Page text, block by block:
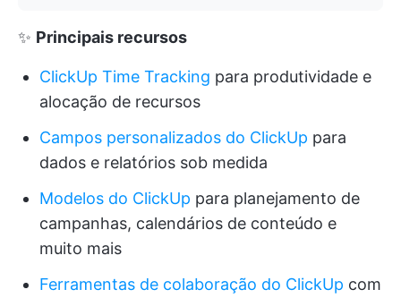
✨ Principais recursos
ClickUp Time Tracking para produtividade e
alocação de recursos
Campos personalizados do ClickUp para
dados e relatórios sob medida
Modelos do ClickUp para planejamento de
campanhas, calendários de conteúdo e
muito mais
Ferramentas de colaboração do ClickUp com